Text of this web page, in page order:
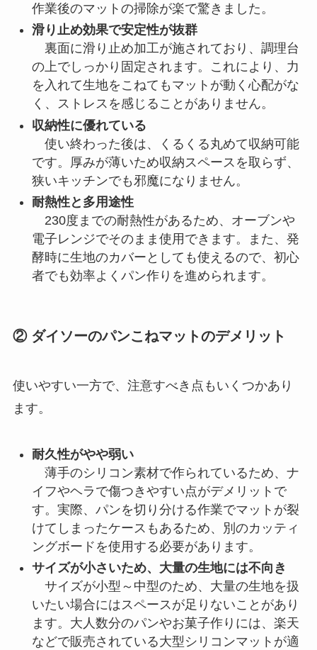
作業後のマットの掃除が楽で驚きました。
滑り止め効果で安定性が抜群
裏面に滑り止め加工が施されており、調理台
の上でしっかり固定されます。これにより、力
を入れて生地をこねてもマットが動く心配がな
く、ストレスを感じることがありません。
収納性に優れている
使い終わった後は、くるくる丸めて収納可能
です。厚みが薄いため収納スペースを取らず、
狭いキッチンでも邪魔になりません。
耐熱性と多用途性
230度までの耐熱性があるため、オーブンや
電子レンジでそのまま使用できます。また、発
酵時に生地のカバーとしても使えるので、初心
者でも効率よくパン作りを進められます。
② ダイソーのパンこねマットのデメリット
使いやすい一方で、注意すべき点もいくつかあり
ます。
耐久性がやや弱い
薄手のシリコン素材で作られているため、ナ
イフやヘラで傷つきやすい点がデメリットで
す。実際、パンを切り分ける作業でマットが裂
けてしまったケースもあるため、別のカッティ
ングボードを使用する必要があります。
サイズが小さいため、大量の生地には不向き
サイズが小型～中型のため、大量の生地を扱
いたい場合にはスペースが足りないことがあり
ます。大人数分のパンやお菓子作りには、楽天
などで販売されている大型シリコンマットが適